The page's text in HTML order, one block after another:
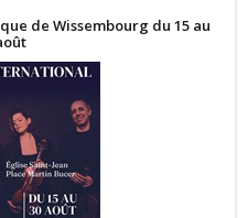
de Wissembourg du 15 au